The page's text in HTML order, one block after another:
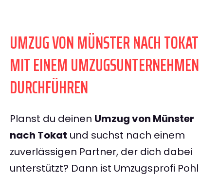
UMZUG VON MÜNSTER NACH TOKAT
MIT EINEM UMZUGSUNTERNEHMEN
DURCHFÜHREN
Planst du deinen Umzug von Münster
nach Tokat und suchst nach einem
zuverlässigen Partner, der dich dabei
unterstützt? Dann ist Umzugsprofi Pohl